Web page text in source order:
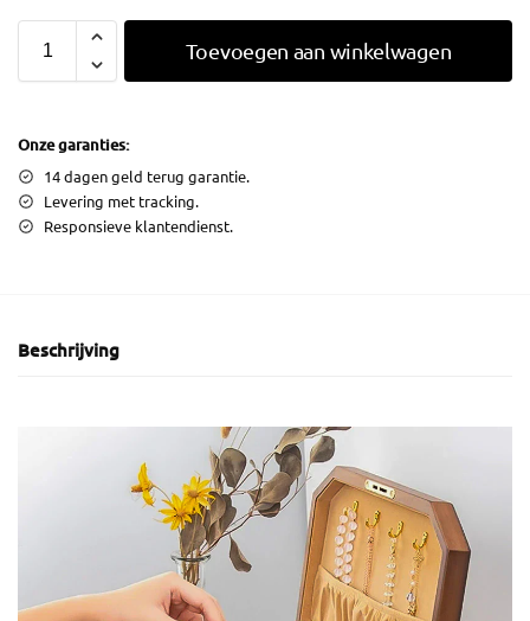
Toevoegen aan winkelwagen
Onze garanties:
14 dagen geld terug garantie.
Levering met tracking.
Responsieve klantendienst.
Beschrijving